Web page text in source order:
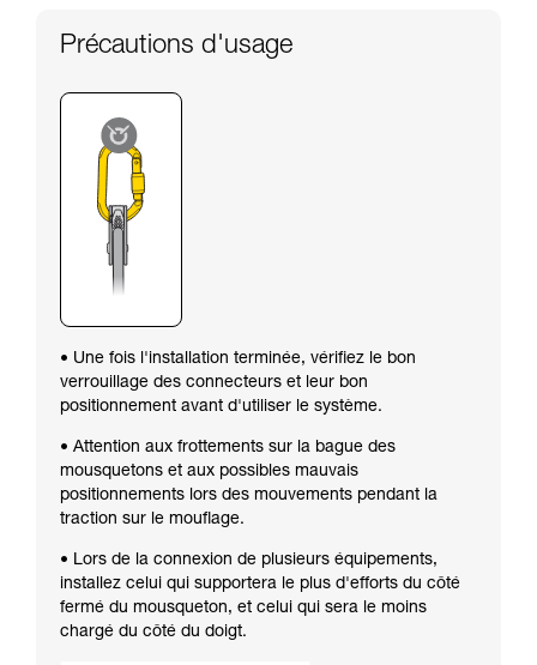
Précautions d'usage
• Une fois l'installation terminée, vérifiez le bon
verrouillage des connecteurs et leur bon
positionnement avant d'utiliser le système.
• Attention aux frottements sur la bague des
mousquetons et aux possibles mauvais
positionnements lors des mouvements pendant la
traction sur le mouflage.
• Lors de la connexion de plusieurs équipements,
installez celui qui supportera le plus d'efforts du côté
fermé du mousqueton, et celui qui sera le moins
chargé du côté du doigt.